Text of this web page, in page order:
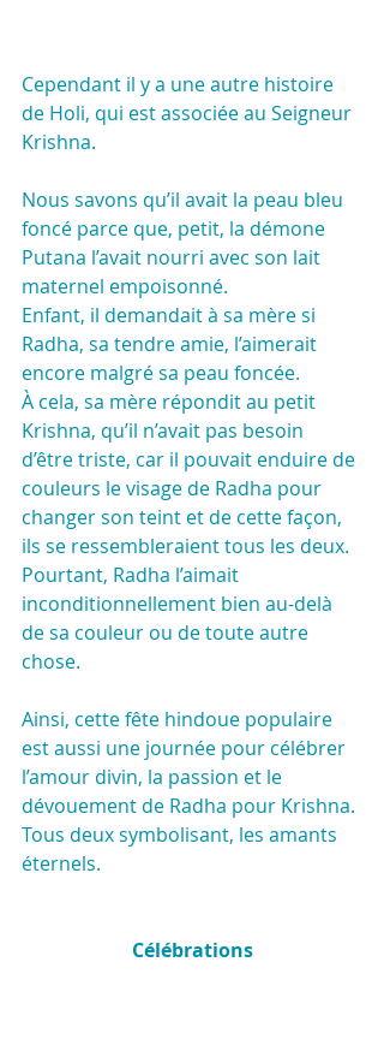
Cependant il y a une autre histoire
de Holi, qui est associée au Seigneur
Krishna.
Nous savons qu’il avait la peau bleu
foncé parce que, petit, la démone
Putana l’avait nourri avec son lait
maternel empoisonné.
Enfant, il demandait à sa mère si
Radha, sa tendre amie, l’aimerait
encore malgré sa peau foncée.
À cela, sa mère répondit au petit
Krishna, qu’il n’avait pas besoin
d’être triste, car il pouvait enduire de
couleurs le visage de Radha pour
changer son teint et de cette façon,
ils se ressembleraient tous les deux.
Pourtant, Radha l’aimait
inconditionnellement bien au-delà
de sa couleur ou de toute autre
chose.
Ainsi, cette fête hindoue populaire
est aussi une journée pour célébrer
l’amour divin, la passion et le
dévouement de Radha pour Krishna.
Tous deux symbolisant, les amants
éternels.
Célébrations